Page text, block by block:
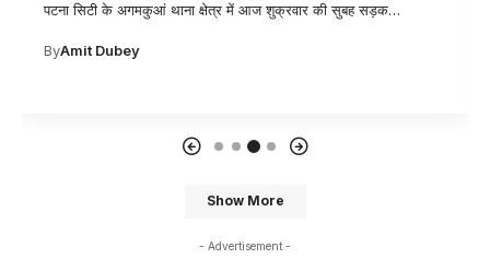
पटना सिटी के अगमकुआं थाना क्षेत्र में आज शुक्रवार की सुबह सड़क…
ByAmit Dubey
Show More
- Advertisement -